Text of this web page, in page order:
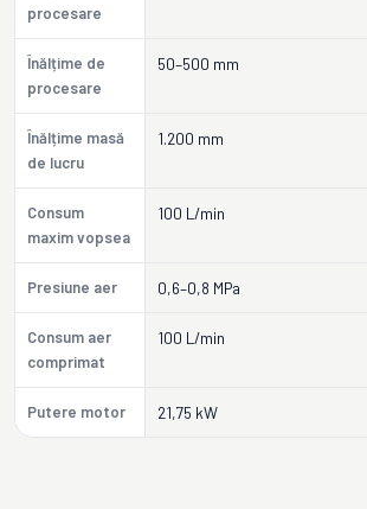
procesare
Înălțime de
procesare
50–500 mm
Înălțime masă
de lucru
1.200 mm
Consum
maxim vopsea
100 L/min
Presiune aer 0,6–0,8 MPa
Consum aer
comprimat
100 L/min
Putere motor 21,75 kW